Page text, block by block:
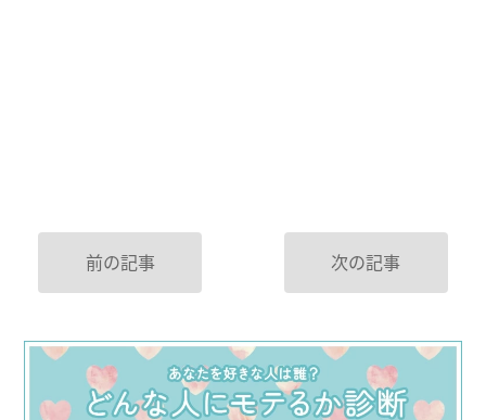
前の記事 次の記事